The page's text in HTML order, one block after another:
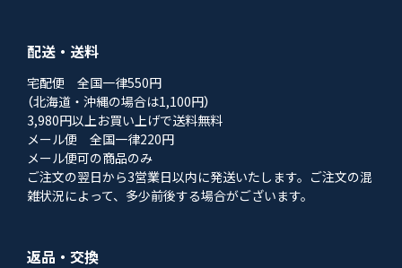
配送・送料
宅配便 全国一律550円
（北海道・沖縄の場合は1,100円）
3,980円以上お買い上げで送料無料
メール便 全国一律220円
メール便可の商品のみ
ご注文の翌日から3営業日以内に発送いたします。ご注文の混
雑状況によって、多少前後する場合がございます。
返品・交換